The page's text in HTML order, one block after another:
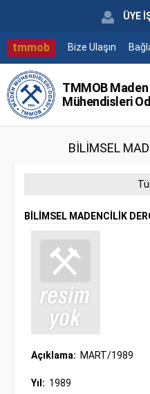
ÜYE
tmmob Bize Ulaşın
TMMOB Maden
Mühendisleri
BİLİMSEL
BİLİMSEL MADENCİLİK
Açıklama: MART/1989
Yıl: 1989